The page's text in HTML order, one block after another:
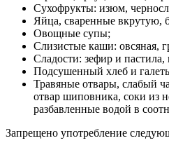
Сухофрукты: изюм,
Яйца, сваренные вкрутую,
Овощные супы;
Слизистые каши: овсяная,
Сладости: зефир и пастила,
Подсушенный хлеб и
Травяные отвары, слабый
отвар шиповника, соки из
разбавленные водой в
Запрещено употребление